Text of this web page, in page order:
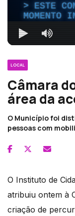
ESTE
MOMENTO
LOCAL
Câmara
área da
O Município foi
pessoas com
O Instituto de
atribuiu ontem à
criação de